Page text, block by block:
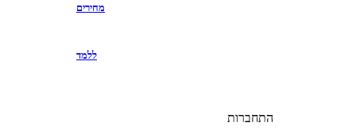
מחירים
ללמד
התחברות